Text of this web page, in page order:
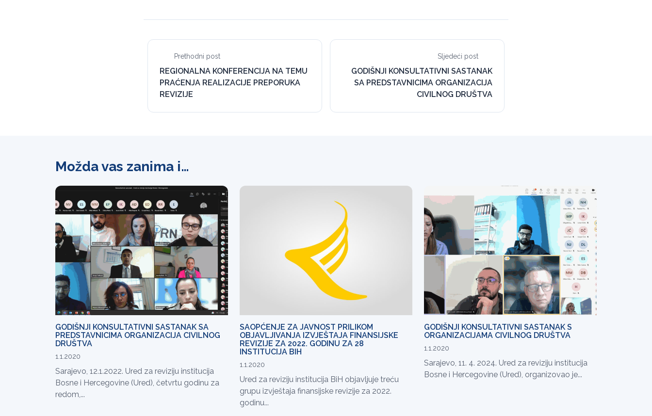
Prethodni post
REGIONALNA KONFERENCIJA NA TEMU
PRAĆENJA REALIZACIJE PREPORUKA
REVIZIJE
Sljedeći post
GODIŠNJI KONSULTATIVNI SASTANAK
SA PREDSTAVNICIMA ORGANIZACIJA
CIVILNOG DRUŠTVA
Možda vas zanima i…
GODIŠNJI KONSULTATIVNI SASTANAK SA
PREDSTAVNICIMA ORGANIZACIJA CIVILNOG
DRUŠTVA
1.1.2020
Sarajevo, 12.1.2022. Ured za reviziju institucija
Bosne i Hercegovine (Ured), četvrtu godinu za
redom,...
SAOPĆENJE ZA JAVNOST PRILIKOM
OBJAVLJIVANJA IZVJEŠTAJA FINANSIJSKE
REVIZIJE ZA 2022. GODINU ZA 28
INSTITUCIJA BIH
1.1.2020
Ured za reviziju institucija BiH objavljuje treću
grupu izvještaja finansijske revizije za 2022.
godinu...
GODIŠNJI KONSULTATIVNI SASTANAK S
ORGANIZACIJAMA CIVILNOG DRUŠTVA
1.1.2020
Sarajevo, 11. 4. 2024. Ured za reviziju institucija
Bosne i Hercegovine (Ured), organizovao je...